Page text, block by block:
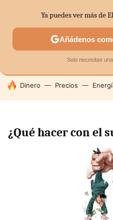
SECTORES ECONOMÍA
HOY SE HABLA DE
Dinero Precios
¿Qué hacer con el
Ya puedes ver más de
Añádenos
Solo necesitas